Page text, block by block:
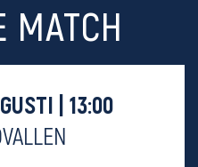
MATCH
| 13:00